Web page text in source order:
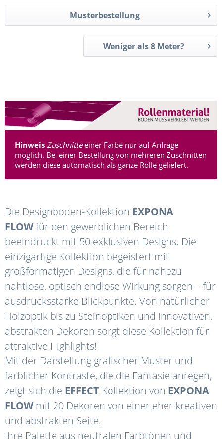
Musterbestellung
Weniger als 8 Meter?
Hinweis Zuschnitteeiner Farbe nur auf Anfrage
möglich. Bei einer Bestellung von mehreren Zuschnitten
werden diese automatisch als ganze Rolle geliefert.
Die Designboden-Kollektion EXPONA
FLOWfür den gewerblichen Bereich
beeindruckt mit 50 exklusiven Designs. Die
einzigartige Kollektion begeistert mit
großformatigen Designs, die für nahezu
nahtlose, optisch endlose Wirkung sorgen – für
ausdrucksstarke Blickpunkte. Von natürlicher
Holzoptik bis zu Steinoptiken und innovativen,
abstrakten Dekoren sorgt diese Kollektion für
attraktive Highlights!
Mit der Darstellung grafischer Muster und
farblicher Kontraste, die die Fantasie anregen,
zeigt sich die EFFECT Kollektion von EXPONA
FLOWmit 20 Dekoren von einer eher kreativen
und abstrakten Seite.
Ihre Palette aus neutralen Farbtönen und